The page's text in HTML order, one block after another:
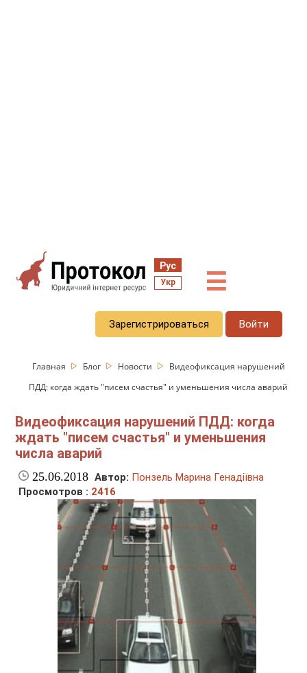
Рус
Укр ☰
Зарегистрироваться Войти
Главная Блог Новости
Видеофиксация нарушений
ПДД: когда ждать "писем счастья" и уменьшения числа аварий
Видеофиксация нарушений ПДД: когда
ждать "писем счастья" и уменьшения
числа аварий
25.06.2018 Автор: Понзель Марина Генадіївна
Просмотров : 2416